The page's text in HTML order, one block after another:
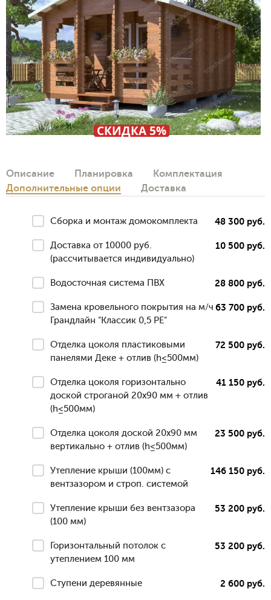
СКИДКА 5%
Описание Планировка
Комплектация
Дополнительные опции
Доставка
Сборка и монтаж домокомплекта 48 300 руб.
Доставка от 10000 руб.
(рассчитывается индивидуально)
10 500 руб.
Водосточная система ПВХ 28 800 руб.
Замена кровельного покрытия на м/ч
Грандлайн "Классик 0,5 РЕ"
63 700 руб.
Отделка цоколя пластиковыми
панелями Деке + отлив (h≤500мм)
72 500 руб.
Отделка цоколя горизонтально
доской строганой 20х90 мм + отлив
(h≤500мм)
41 150 руб.
Отделка цоколя доской 20х90 мм
вертикально + отлив (h≤500мм)
23 500 руб.
Утепление крыши (100мм) с
вентзазором и строп. системой
146 150 руб.
Утепление крыши без вентзазора
(100 мм)
53 200 руб.
Горизонтальный потолок с
утеплением 100 мм
53 200 руб.
Ступени деревянные 2 600 руб.